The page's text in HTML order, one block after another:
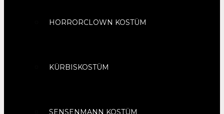
HORRORCLOWN KOSTÜM
KÜRBISKOSTÜM
SENSENMANN KOSTÜM